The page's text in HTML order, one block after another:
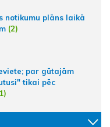
notikumu plāns laikā
(2)
par gūtajām
tikai pēc